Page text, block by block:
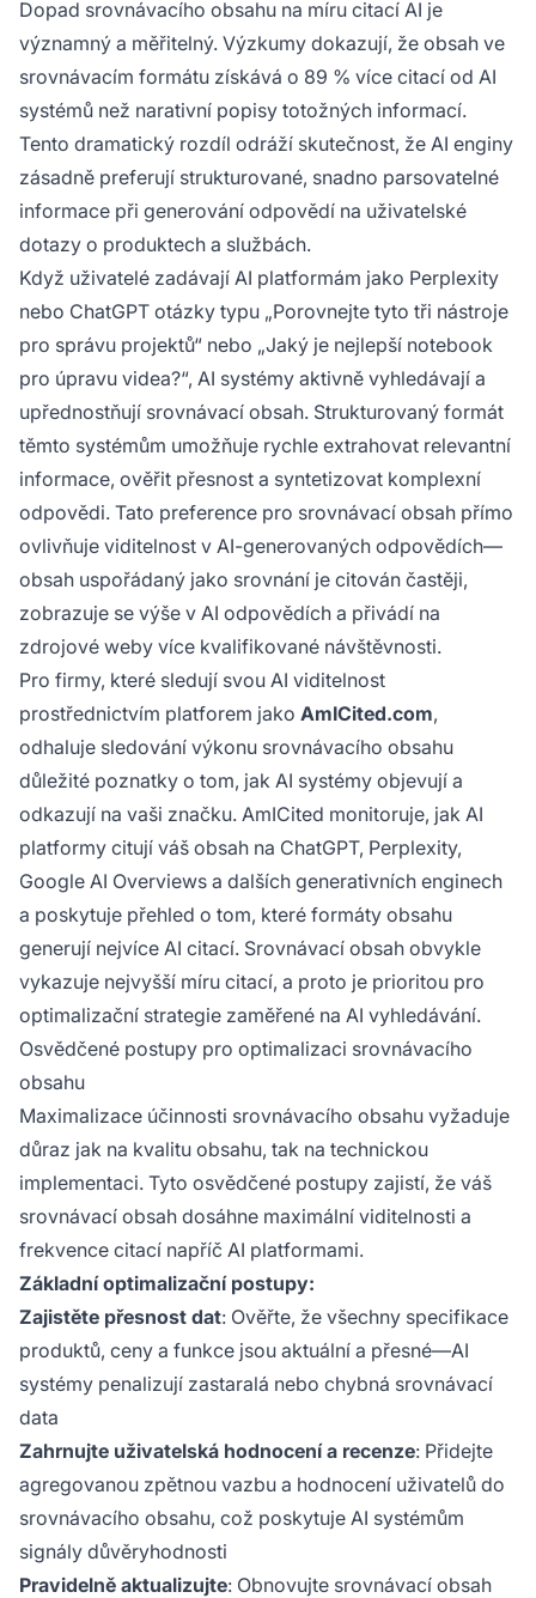
Dopad srovnávacího obsahu na míru citací AI je
významný a měřitelný. Výzkumy dokazují, že obsah ve
srovnávacím formátu získává o 89 % více citací od AI
systémů než narativní popisy totožných informací.
Tento dramatický rozdíl odráží skutečnost, že AI enginy
zásadně preferují strukturované, snadno parsovatelné
informace při generování odpovědí na uživatelské
dotazy o produktech a službách.
Když uživatelé zadávají AI platformám jako Perplexity
nebo ChatGPT otázky typu „Porovnejte tyto tři nástroje
pro správu projektů“ nebo „Jaký je nejlepší notebook
pro úpravu videa?“, AI systémy aktivně vyhledávají a
upřednostňují srovnávací obsah. Strukturovaný formát
těmto systémům umožňuje rychle extrahovat relevantní
informace, ověřit přesnost a syntetizovat komplexní
odpovědi. Tato preference pro srovnávací obsah přímo
ovlivňuje viditelnost v AI-generovaných odpovědích—
obsah uspořádaný jako srovnání je citován častěji,
zobrazuje se výše v AI odpovědích a přivádí na
zdrojové weby více kvalifikované návštěvnosti.
Pro firmy, které sledují svou AI viditelnost
prostřednictvím platforem jako AmICited.com,
odhaluje sledování výkonu srovnávacího obsahu
důležité poznatky o tom, jak AI systémy objevují a
odkazují na vaši značku. AmICited monitoruje, jak AI
platformy citují váš obsah na ChatGPT, Perplexity,
Google AI Overviews a dalších generativních enginech
a poskytuje přehled o tom, které formáty obsahu
generují nejvíce AI citací. Srovnávací obsah obvykle
vykazuje nejvyšší míru citací, a proto je prioritou pro
optimalizační strategie zaměřené na AI vyhledávání.
Osvědčené postupy pro optimalizaci srovnávacího
obsahu
Maximalizace účinnosti srovnávacího obsahu vyžaduje
důraz jak na kvalitu obsahu, tak na technickou
implementaci. Tyto osvědčené postupy zajistí, že váš
srovnávací obsah dosáhne maximální viditelnosti a
frekvence citací napříč AI platformami.
Základní optimalizační postupy:
Zajistěte přesnost dat: Ověřte, že všechny specifikace
produktů, ceny a funkce jsou aktuální a přesné—AI
systémy penalizují zastaralá nebo chybná srovnávací
data
Zahrnujte uživatelská hodnocení a recenze: Přidejte
agregovanou zpětnou vazbu a hodnocení uživatelů do
srovnávacího obsahu, což poskytuje AI systémům
signály důvěryhodnosti
Pravidelně aktualizujte: Obnovujte srovnávací obsah